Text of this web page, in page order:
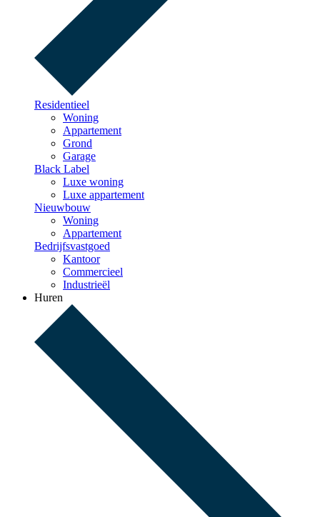
Residentieel
Woning
Appartement
Grond
Garage
Black Label
Luxe woning
Luxe appartement
Nieuwbouw
Woning
Appartement
Bedrijfsvastgoed
Kantoor
Commercieel
Industrieël
Huren